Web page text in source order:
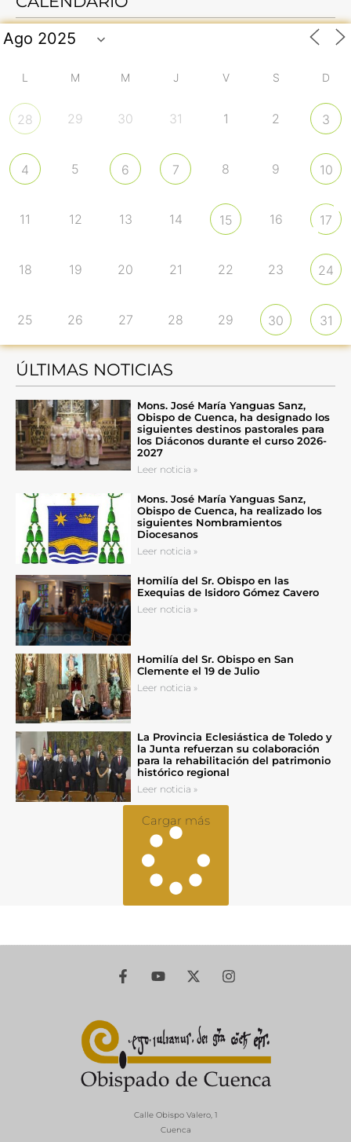
L M M J V S D
28 29 30 31 1 2 3
4 5 6 7 8 9 10
11 12 13 14 15 16 17
18 19 20 21 22 23 24
25 26 27 28 29 30 31
ÚLTIMAS NOTICIAS
Mons. José María Yanguas Sanz,
Obispo de Cuenca, ha designado los
siguientes destinos pastorales para
los Diáconos durante el curso 2026-
2027
Leer noticia »
Mons. José María Yanguas Sanz,
Obispo de Cuenca, ha realizado los
siguientes Nombramientos
Diocesanos
Leer noticia »
Homilía del Sr. Obispo en las
Exequias de Isidoro Gómez Cavero
Leer noticia »
Homilía del Sr. Obispo en San
Clemente el 19 de Julio
Leer noticia »
La Provincia Eclesiástica de Toledo y
la Junta refuerzan su colaboración
para la rehabilitación del patrimonio
histórico regional
Leer noticia »
Cargar más
Calle Obispo Valero, 1
Cuenca